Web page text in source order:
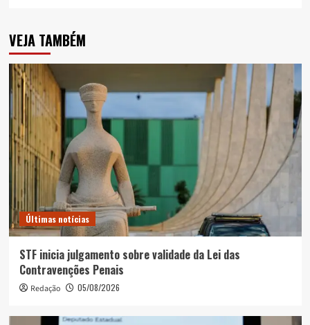
VEJA TAMBÉM
Últimas notícias
STF inicia julgamento sobre validade da Lei das
Contravenções Penais
Redação 05/08/2026